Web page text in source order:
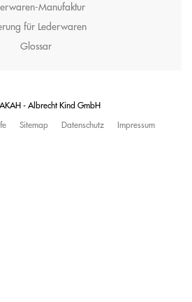
Manufaktur
für Lederwaren
Glossar
- Albrecht Kind GmbH
Sitemap Datenschutz Impressum